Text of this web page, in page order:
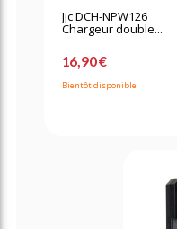
Jjc DCH-NPW126
Chargeur double...
16,90 €
Bientôt disponible